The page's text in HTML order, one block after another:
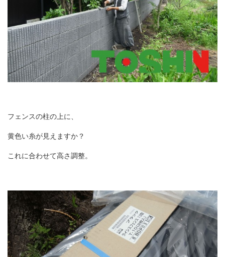
フェンスの柱の上に、
黄色い糸が見えますか？
これに合わせて高さ調整。